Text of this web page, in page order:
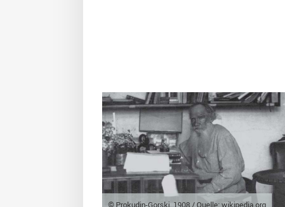
© Prokudin-Gorski, 1908 / Quelle: wikipedia.org